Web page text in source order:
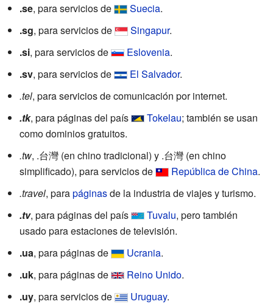
.se, para servicios de Suecia.
.sg, para servicios de Singapur.
.si, para servicios de Eslovenia.
.sv, para servicios de El Salvador.
.tel, para servicios de comunicación por internet.
.tk, para páginas del país Tokelau; también se usan
como dominios gratuitos.
.tw, .台灣 (en chino tradicional) y .台灣 (en chino
simplificado), para servicios de
República de China.
.travel, parapáginasde la industria de viajes y turismo.
.tv, para páginas del país Tuvalu, pero también
usado para estaciones de televisión.
.ua, para páginas de Ucrania.
.uk, para páginas de Reino Unido.
.uy, para servicios de Uruguay.